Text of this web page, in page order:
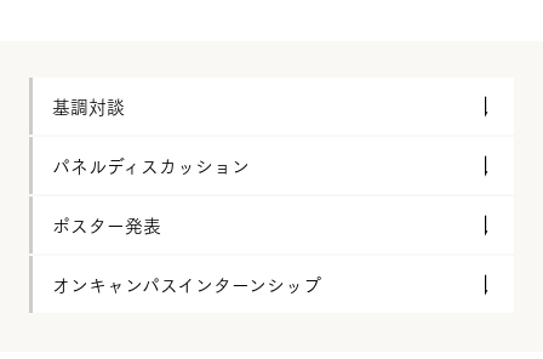
基調対談
パネルディスカッション
ポスター発表
オンキャンパスインターンシップ